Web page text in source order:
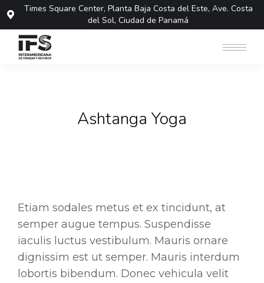
Times Square Center, Planta Baja Costa del Este, Ave. Costa
del Sol, Ciudad de Panamá
Ashtanga Yoga
Etiam sodales metus et ex tincidunt, at
semper augue tempus. Suspendisse
iaculis luctus vestibulum. Mauris ornare
dignissim est ut semper. Mauris interdum
lobortis bibendum. Donec vehicula velit